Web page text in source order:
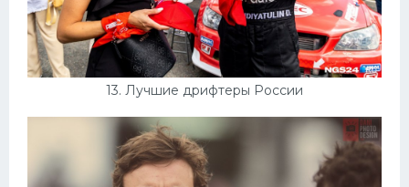
13. Лучшие дрифтеры России